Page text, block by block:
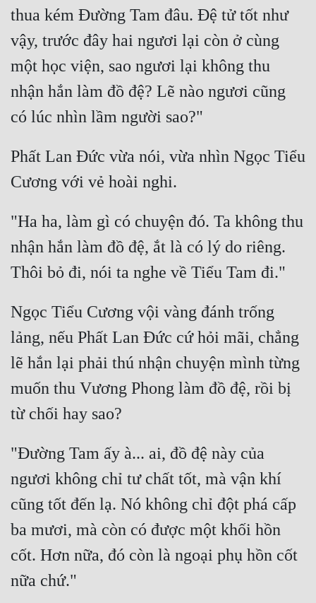
thua kém Đường Tam đâu. Đệ tử tốt như
vậy, trước đây hai ngươi lại còn ở cùng
một học viện, sao ngươi lại không thu
nhận hắn làm đồ đệ? Lẽ nào ngươi cũng
Phất Lan Đức vừa nói, vừa nhìn Ngọc Tiểu
"Ha ha, làm gì có chuyện đó. Ta không thu
nhận hắn làm đồ đệ, ắt là có lý do riêng.
Ngọc Tiểu Cương vội vàng đánh trống
lảng, nếu Phất Lan Đức cứ hỏi mãi, chẳng
lẽ hắn lại phải thú nhận chuyện mình từng
muốn thu Vương Phong làm đồ đệ, rồi bị
"Đường Tam ấy à... ai, đồ đệ này của
ngươi không chỉ tư chất tốt, mà vận khí
cũng tốt đến lạ. Nó không chỉ đột phá cấp
ba mươi, mà còn có được một khối hồn
cốt. Hơn nữa, đó còn là ngoại phụ hồn cốt